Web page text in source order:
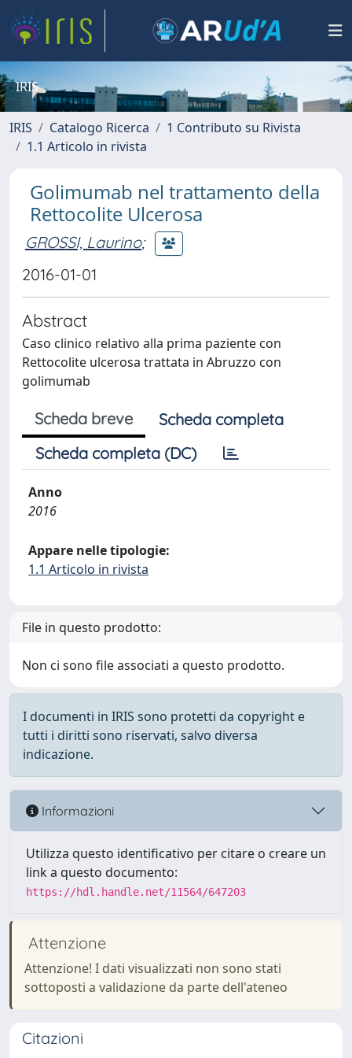
IRIS
IRIS Catalogo Ricerca
1 Contributo su Rivista
1.1 Articolo in rivista
Golimumab nel trattamento della
Rettocolite Ulcerosa
GROSSI, Laurino;
2016-01-01
Abstract
Caso clinico relativo alla prima paziente con
Rettocolite ulcerosa trattata in Abruzzo con
golimumab
Scheda breve
Scheda completa
Scheda completa (DC)
Anno
2016
Appare nelle tipologie:
1.1 Articolo in rivista
File in questo prodotto:
Non ci sono file associati a questo prodotto.
I documenti in IRIS sono protetti da copyright e
tutti i diritti sono riservati, salvo diversa
indicazione.
Informazioni
Utilizza questo identificativo per citare o creare un
link a questo documento:
https://hdl.handle.net/11564/647203
Attenzione
Attenzione! I dati visualizzati non sono stati
sottoposti a validazione da parte dell'ateneo
Citazioni